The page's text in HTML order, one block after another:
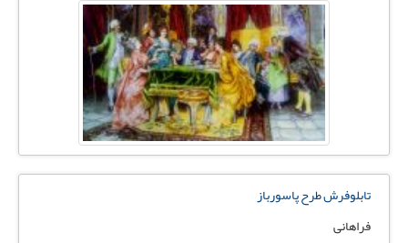
تابلوفرش طرح پاسورباز
فراهانی